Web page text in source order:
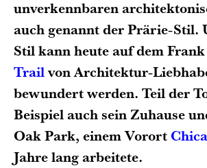
unverkennbaren
auch genannt der Prärie-Stil.
Stil kann heute auf dem
Trailvon Architektur-
bewundert werden. Teil der
Beispiel auch sein Zuhause
Oak Park, einem Vorort
Jahre lang arbeitete.